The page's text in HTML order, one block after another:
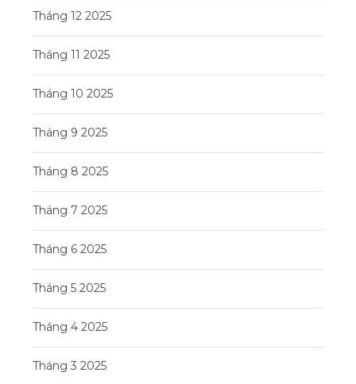
Tháng 12 2025
Tháng 11 2025
Tháng 10 2025
Tháng 9 2025
Tháng 8 2025
Tháng 7 2025
Tháng 6 2025
Tháng 5 2025
Tháng 4 2025
Tháng 3 2025